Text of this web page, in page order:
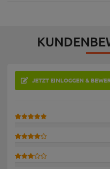
JETZT EINLOGGEN &